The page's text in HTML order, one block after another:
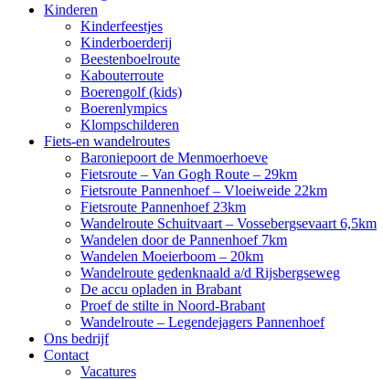
Kinderen
Kinderfeestjes
Kinderboerderij
Beestenboelroute
Kabouterroute
Boerengolf (kids)
Boerenlympics
Klompschilderen
Fiets-en wandelroutes
Baroniepoort de Menmoerhoeve
Fietsroute – Van Gogh Route – 29km
Fietsroute Pannenhoef – Vloeiweide 22km
Fietsroute Pannenhoef 23km
Wandelroute Schuitvaart – Vossebergsevaart 6,5km
Wandelen door de Pannenhoef 7km
Wandelen Moeierboom – 20km
Wandelroute gedenknaald a/d Rijsbergseweg
De accu opladen in Brabant
Proef de stilte in Noord-Brabant
Wandelroute – Legendejagers Pannenhoef
Ons bedrijf
Contact
Vacatures